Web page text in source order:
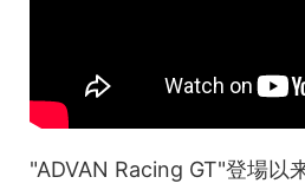
"ADVAN Racing GT"登場以